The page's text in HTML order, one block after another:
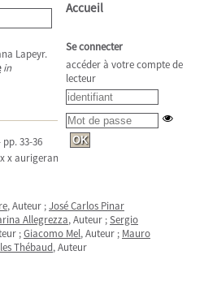
Lapeyr.
in
pp. 33-36
x aurigerana Lapeyr. en Andorre
, Auteur ;José Carlos Pinar
Allegrezza, Auteur ;Sergio
;Giacomo Mel, Auteur ; Mauro
Thébaud, Auteur
Accueil
Se connecter
accéder à votre compte de
lecteur